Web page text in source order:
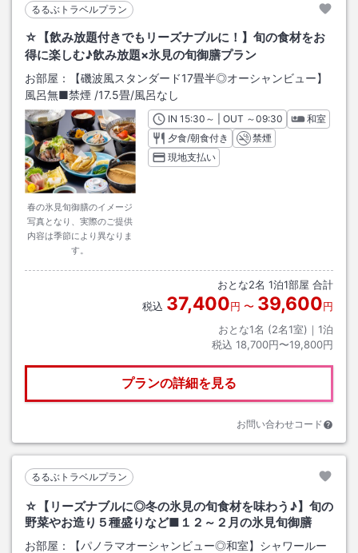
るるぶトラベルプラン
☆【飲み放題付きでもリーズナブルに！】旬の食材をお
得に楽しむ♪飲み放題×氷見の旬御膳プラン
お部屋：
【磯波風スタンダード17畳半◎オーシャンビュー】
風呂無■禁煙 /17.5畳/風呂なし
春の氷見旬御膳のイメージ
写真となり、実際のご提供
内容は季節により異なりま
す。
INチェックイン
15:30 ～ | OUT チェックアウト
～09:30
和室
夕食/朝食付き
禁煙
現地支払い
おとな2名 1泊1部屋 合計
税込 37,400円 〜 39,600円
おとな1名 (2名1室)｜ 1泊
税込 18,700円〜19,800円
プランの詳細を見る
お問い合わせコード
るるぶトラベルプラン
☆【リーズナブルに◎冬の氷見の旬食材を味わう♪】旬の
野菜やお造り５種盛りなど■１２～２月の氷見旬御膳
お部屋：
【パノラマオーシャンビュー◎和室】シャワールー